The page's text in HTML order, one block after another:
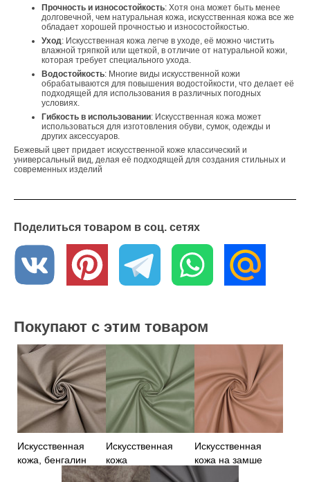
Прочность и износостойкость: Хотя она может быть менее
долговечной, чем натуральная кожа, искусственная кожа все же
обладает хорошей прочностью и износостойкостью.
Уход: Искусственная кожа легче в уходе, её можно чистить
влажной тряпкой или щеткой, в отличие от натуральной кожи,
которая требует специального ухода.
Водостойкость: Многие виды искусственной кожи
обрабатываются для повышения водостойкости, что делает её
подходящей для использования в различных погодных
условиях.
Гибкость в использовании: Искусственная кожа может
использоваться для изготовления обуви, сумок, одежды и
других аксессуаров.
Бежевый цвет придает искусственной коже классический и
универсальный вид, делая её подходящей для создания стильных и
современных изделий
Поделиться товаром в соц. сетях
Покупают с этим товаром
Искусственная
кожа, бенгалин
Искусственная
кожа
фисташкового
Искусственная
кожа на замше
бежевого цвета